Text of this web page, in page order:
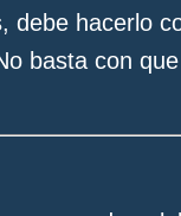
debe hacerlo
basta con